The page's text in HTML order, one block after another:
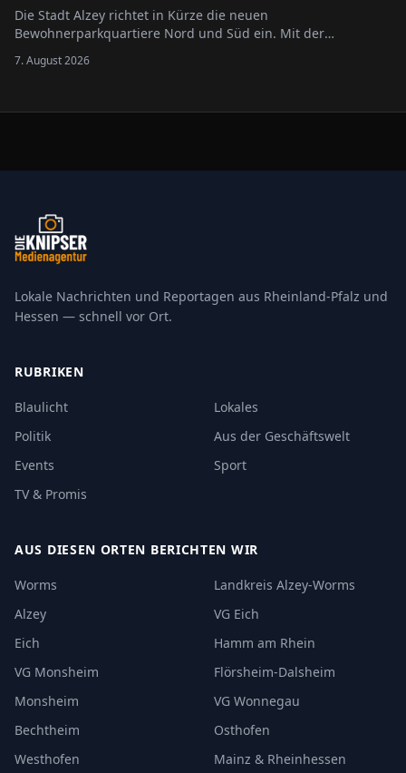
Die Stadt Alzey richtet in Kürze die neuen
Bewohnerparkquartiere Nord und Süd ein. Mit der
die Regelungen übersichtlicher gestaltet und an die
7. August 2026
Lokale Nachrichten und Reportagen aus Rheinland-Pfalz und
Hessen — schnell vor Ort.
RUBRIKEN
Blaulicht
Lokales
Politik
Aus der Geschäftswelt
Events
Sport
TV & Promis
AUS DIESEN ORTEN BERICHTEN WIR
Worms
Landkreis Alzey-Worms
Alzey
VG Eich
Eich
Hamm am Rhein
VG Monsheim
Flörsheim-Dalsheim
Monsheim
VG Wonnegau
Bechtheim
Osthofen
Westhofen
Mainz & Rheinhessen